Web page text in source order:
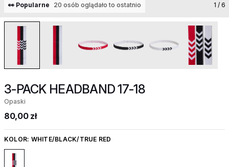
👀 Popularne 20 osób oglądało to ostatnio 1 / 6
3-PACK HEADBAND 17-18
Opaski
80,00 zł
KOLOR: WHITE/BLACK/TRUE RED